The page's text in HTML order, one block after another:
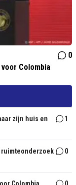
0
Colombia
zijn huis en
1
0